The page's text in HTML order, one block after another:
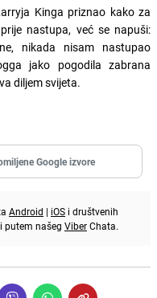
Kinga priznao kako za
nastupa, već se napuši:
nikada nisam nastupao
jako pogodila zabrana
diljem svijeta.
Google izvore
Android | iOS i društvenih
putem našeg ViberChata.